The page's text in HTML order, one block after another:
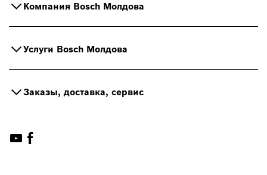
Компания Bosch Молдова
Услуги Bosch Молдова
Заказы, доставка, сервис